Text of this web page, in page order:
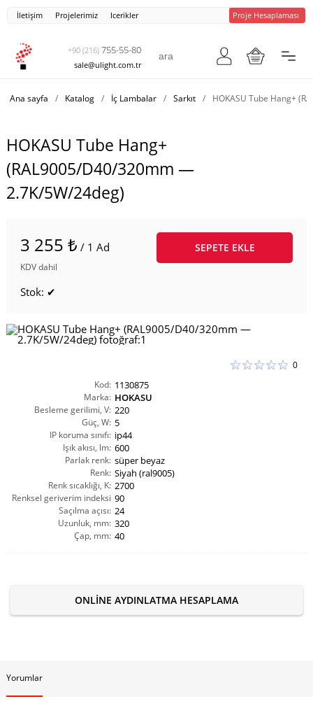
İletişim Projelerimiz Icerikler Proje Hesaplaması
+90 (216) 755-55-80
sale@ulight.com.tr
Ana sayfa / Katalog / İç Lambalar / Sarkıt / HOKASU Tube Hang+
HOKASU Tube Hang+
(RAL9005/D40/320mm —
2.7K/5W/24deg)
3 255 ₺ / 1 Ad
KDV dahil
SEPETE EKLE
Stok: ✔
0
Kod: 1130875
Marka: HOKASU
Besleme gerilimi, V: 220
Güç, W: 5
IP koruma sınıfı: ip44
Işık akısı, lm: 600
Parlak renk: süper beyaz
Renk: Siyah (ral9005)
Renk sıcaklığı, K: 2700
Renksel geriverim indeksi
CRI(Ra):
90
Saçılma açısı: 24
Uzunluk, mm: 320
Çap, mm: 40
ONLINE AYDINLATMA HESAPLAMA
Yorumlar